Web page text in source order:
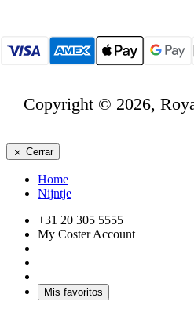
Copyright © 2026,
Cerrar
Home
Nijntje
+31 20 305 5555
My Coster Account
Mis favoritos